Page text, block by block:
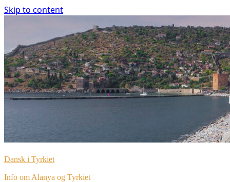
Skip to content
Dansk i Tyrkiet
Info om Alanya og Tyrkiet